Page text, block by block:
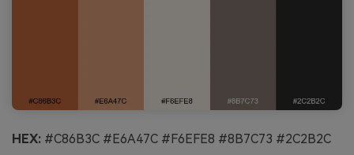
HEX: #C86B3C #E6A47C #F6EFE8 #8B7C73 #2C2B2C